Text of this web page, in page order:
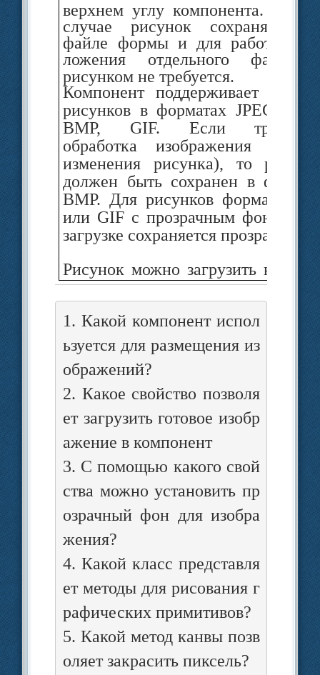
верхнем углу компонента. В
случае рисунок сохраняется
файле формы и для работы
ложения отдельного файла
рисун­ком не требуется.
Компонент поддерживает
рисунков в форматах JPEG,
BMP, GIF. Если
обработка изобра­жения
изменения рисунка), то
должен быть сохранен в
BMP. Для рисунков формата
или GIF с прозрачным фоном
загрузке сохраняется
Рисунок можно загрузить как
формы. Для этого
свой­ство формы BackgroundImage.
Пример 4.3.Создать проект,
стить в нем фоновое
на форме. При нажатии на
по­верх фонового
должно появиться
изображение.
Этапы выполнения задания
Установить размеры формы
Height = 450, Width = 670.
Загрузить фоновое
изображение для формы.
Задать для свойства фор­мы
BackgroundImageLayout
значение Stretch.
1. Какой компонент испол
ьзуется для размещения из
ображений?
2. Какое свойство позволя
ет загрузить готовое изобр
ажение в компонент
3. С помощью какого свой
ства можно установить пр
озрачный фон для изобра
жения?
4. Какой класс представля
ет методы для рисования г
рафических примитивов?
5. Какой метод канвы позв
оляет закрасить пиксель?